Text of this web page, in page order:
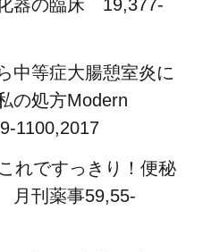
器の臨床 19,377-
等症大腸憩室炎に
の処方Modern
1100,2017
れですっきり！便秘
月刊薬事59,55-